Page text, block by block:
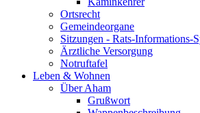
Ortsrecht
Gemeindeorgane
Sitzungen - Rats-Informations-
Ärztliche Versorgung
Notruftafel
Leben & Wohnen
Über Aham
Grußwort